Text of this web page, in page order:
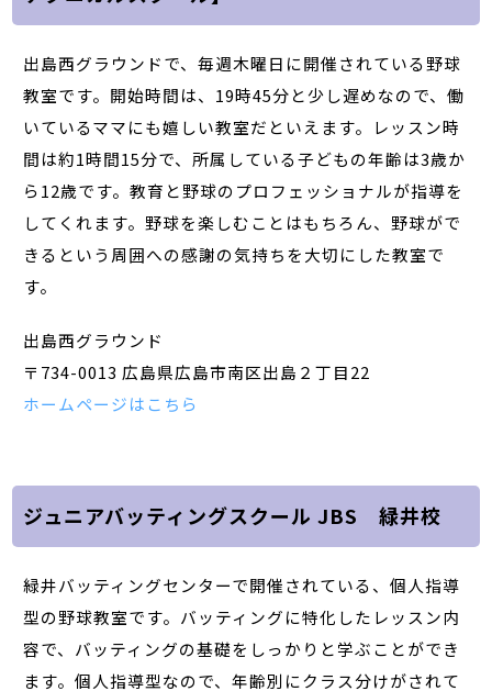
出島西グラウンドで、毎週木曜日に開催されている野球
教室です。開始時間は、19時45分と少し遅めなので、働
いているママにも嬉しい教室だといえます。レッスン時
間は約1時間15分で、所属している子どもの年齢は3歳か
ら12歳です。教育と野球のプロフェッショナルが指導を
してくれます。野球を楽しむことはもちろん、野球がで
きるという周囲への感謝の気持ちを大切にした教室で
す。
出島西グラウンド
〒734-0013 広島県広島市南区出島２丁目22
ホームページはこちら
ジュニアバッティングスクール JBS 緑井校
緑井バッティングセンターで開催されている、個人指導
型の野球教室です。バッティングに特化したレッスン内
容で、バッティングの基礎をしっかりと学ぶことができ
ます。個人指導型なので、年齢別にクラス分けがされて